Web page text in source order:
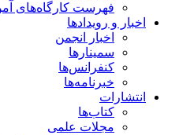
فهرست کارگاه‌های
اخبار و رویدادها
اخبار انجمن
سمینارها
کنفرانس‌ها
خبرنامه‌ها
انتشارات
کتاب‌ها
مجلات علمی